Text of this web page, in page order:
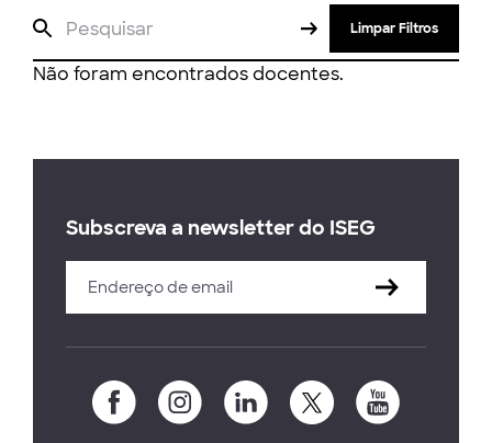
Limpar Filtros
Não foram encontrados docentes.
Subscreva a newsletter do ISEG